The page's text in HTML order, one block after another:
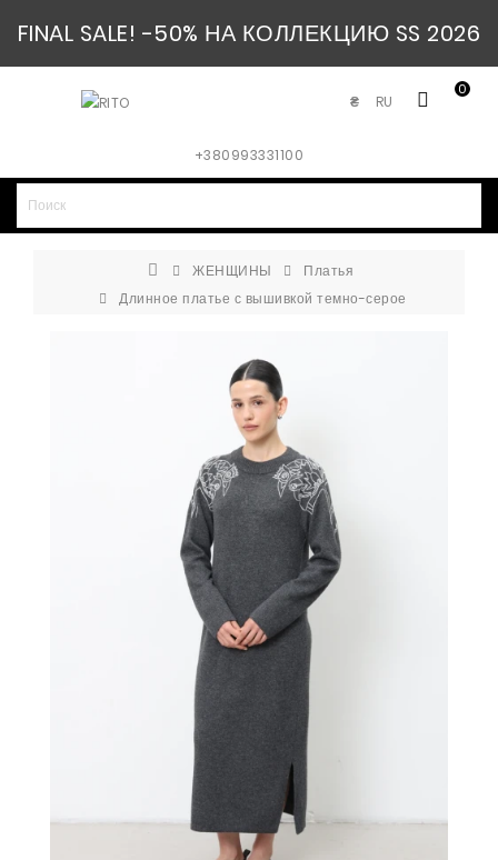
FINAL SALE! -50% НА КОЛЛЕКЦИЮ SS 2026
0
RU
₴
+380993331100
ЖЕНЩИНЫ
Платья
Длинное платье с вышивкой темно-серое